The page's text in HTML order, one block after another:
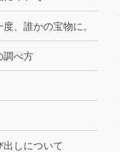
、誰かの宝物に。
調べ方
しについて